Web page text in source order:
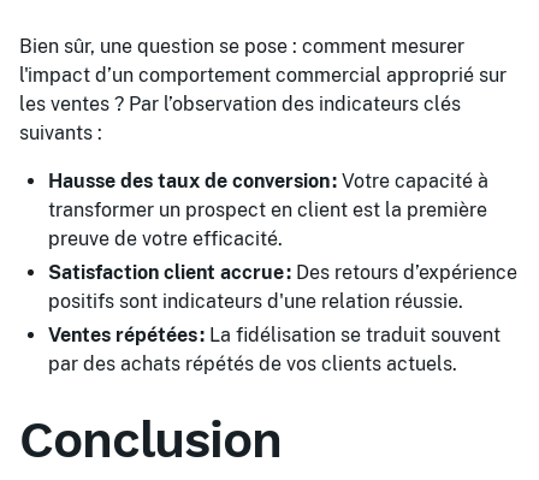
Bien sûr, une question se pose : comment mesurer
l'impact d’un comportement commercial approprié sur
les ventes ? Par l’observation des indicateurs clés
suivants :
Hausse des taux de conversion : Votre capacité à
transformer un prospect en client est la première
preuve de votre efficacité.
Satisfaction client accrue : Des retours d’expérience
positifs sont indicateurs d'une relation réussie.
Ventes répétées : La fidélisation se traduit souvent
par des achats répétés de vos clients actuels.
Conclusion